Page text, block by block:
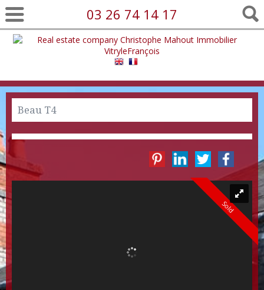
03 26 74 14 17
Beau T4
Sold